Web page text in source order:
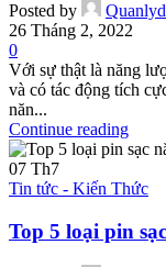
Posted by
26 Tháng 2, 2022
0
Với sự thật là năng
và có tác động tích
năn...
Continue reading
07 Th7
Tin tức - Kiến Thức
Top 5 loại pin